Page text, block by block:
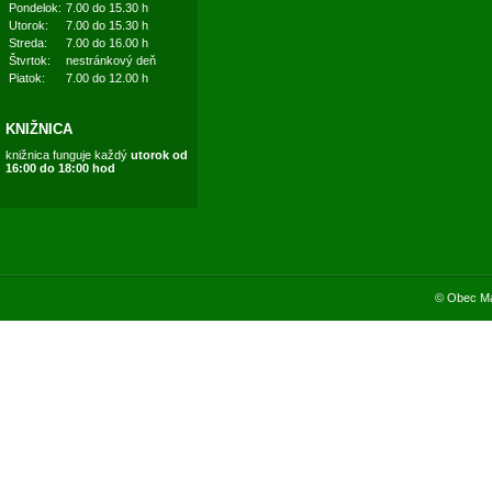
Pondelok: 7.00 do 15.30 h
Utorok:
7.00 do 15.30 h
Streda:
7.00 do 16.00 h
Štvrtok:
nestránkový deň
Piatok:
7.00 do 12.00 h
KNIŽNICA
knižnica funguje každý utorok od
16:00 do 18:00 hod
© Obec